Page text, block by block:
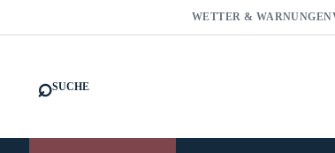
WETTER & WARNUNGEN
⌕SUCHE